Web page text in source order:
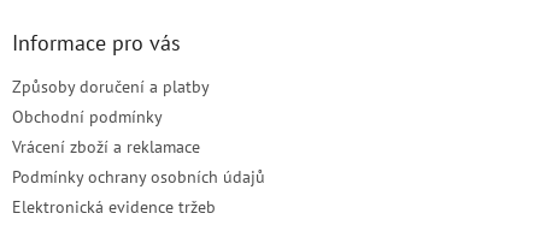
Informace pro vás
Způsoby doručení a platby
Obchodní podmínky
Vrácení zboží a reklamace
Podmínky ochrany osobních údajů
Elektronická evidence tržeb